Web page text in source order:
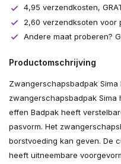
4,95 verzendkosten,
2,60 verzendksoten voor
Andere maat proberen?
Productomschrijving
Zwangerschapsbadpak Sima
zwangerschapsbadpak
effen Badpak heeft
pasvorm. Het
borstvoeding kan geven. De
heeft uitneembare